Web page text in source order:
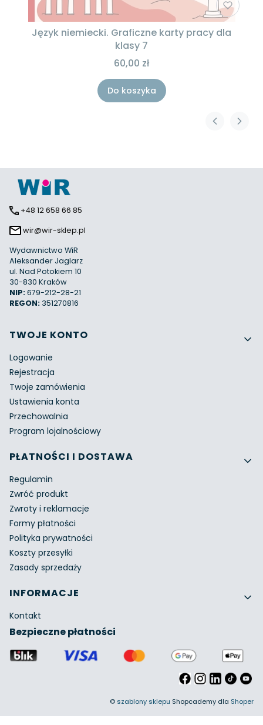
Język niemiecki. Graficzne karty pracy dla
klasy 7
60,00 zł
Do koszyka
+48 12 658 66 85
wir@wir-sklep.pl
Wydawnictwo WiR
Aleksander Jaglarz
ul. Nad Potokiem 10
30-830 Kraków
NIP:679-212-28-21
REGON: 351270816
Linki w stopce
TWOJE KONTO
Logowanie
Rejestracja
Twoje zamówienia
Ustawienia konta
Przechowalnia
Program lojalnościowy
PŁATNOŚCI I DOSTAWA
Regulamin
Zwróć produkt
Zwroty i reklamacje
Formy płatności
Polityka prywatności
Koszty przesyłki
Zasady sprzedaży
INFORMACJE
Kontakt
Bezpieczne płatności
© szablony sklepu Shopcademy dla Shoper